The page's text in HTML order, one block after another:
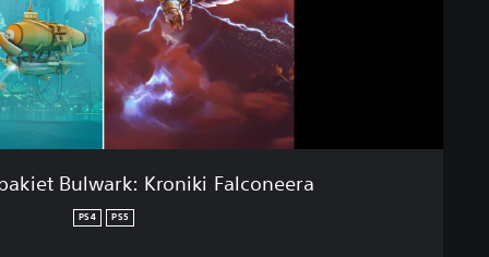
Bulwark: Kroniki Falconeera
PS4 PS5